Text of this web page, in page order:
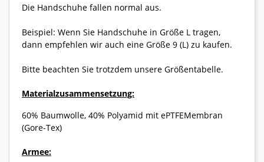
Die Handschuhe fallen normal aus.
Beispiel: Wenn Sie Handschuhe in Größe L tragen,
dann empfehlen wir auch eine Größe 9 (L) zu kaufen.
Bitte beachten Sie trotzdem unsere Größentabelle.
Materialzusammensetzung:
60% Baumwolle, 40% Polyamid mit ePTFEMembran
(Gore-Tex)
Armee: